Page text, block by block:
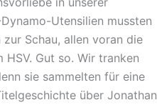
Utensilien mussten
Schau, allen voran die
Gut so. Wir tranken
sie sammelten für eine
über Jonathan